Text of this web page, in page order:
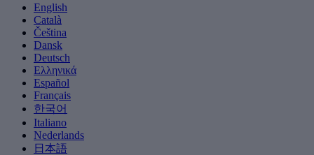
English
Català
Čeština
Dansk
Deutsch
Ελληνικά
Español
Français
한국어
Italiano
Nederlands
日本語